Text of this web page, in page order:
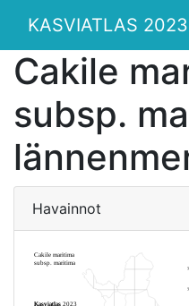
KASVIATLAS 2023
Cakile
subsp.
Havainnot